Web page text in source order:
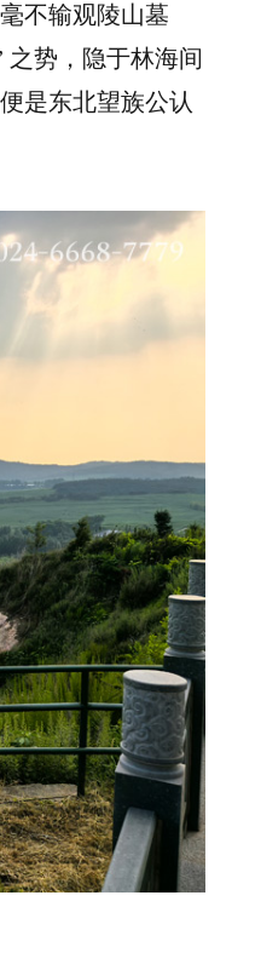
不输观陵山墓
之势，隐于林海间
是东北望族公认